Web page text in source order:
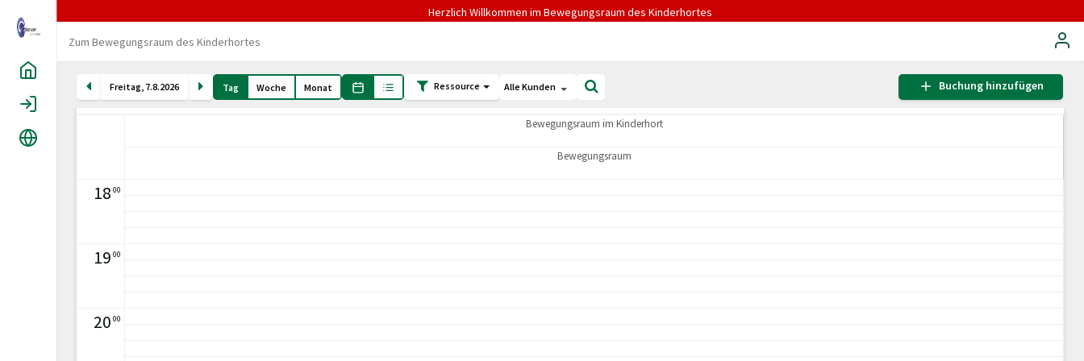
Login
Herzlich Willkommen im Bewegungsraum des Kinderhortes
Zum Bewegungsraum des Kinderhortes
Freitag, 7.8.2026 Tag Woche Monat Ressource Alle Kunden Buchung hinzufügen
Bewegungsraum im Kinderhort
Bewegungsraum
18 00
19 00
20 00